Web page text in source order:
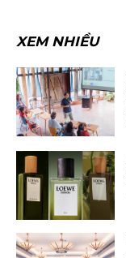
XEM NHIỀU